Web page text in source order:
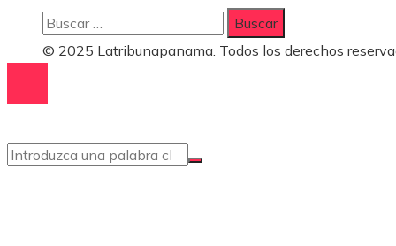
Buscar:
© 2025 Latribunapanama. Todos los derechos